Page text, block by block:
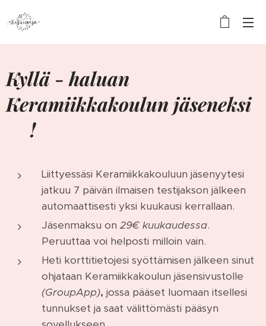
Kyllä - haluan
Keramiikkakoulun jäseneksi
😍!
Liittyessäsi Keramiikkakouluun jäsenyytesi
jatkuu 7 päivän ilmaisen testijakson jälkeen
automaattisesti yksi kuukausi kerrallaan.
Jäsenmaksu on 29€ kuukaudessa.
Peruuttaa voi helposti milloin vain.
Heti korttitietojesi syöttämisen jälkeen sinut
ohjataan Keramiikkakoulun jäsensivustolle
(GroupApp), jossa pääset luomaan itsellesi
tunnukset ja saat välittömästi pääsyn